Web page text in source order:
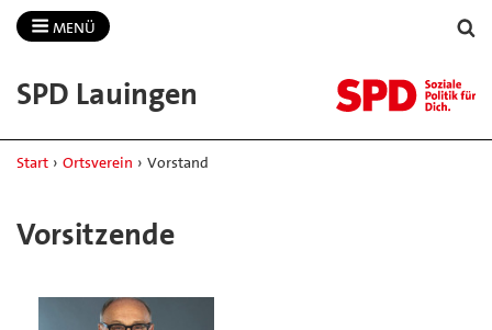
MENÜ
SPD Lauingen
Start › Ortsverein › Vorstand
Vorsitzende